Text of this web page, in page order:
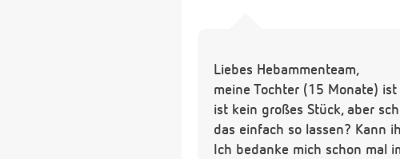
Liebes Hebammenteam,
meine Tochter (15 Monate)
ist kein großes Stück, aber
das einfach so lassen? Kann
Ich bedanke mich schon mal